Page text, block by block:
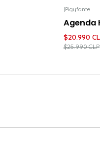
Pigyfante
Agenda
$20.990
$25.990 CLP